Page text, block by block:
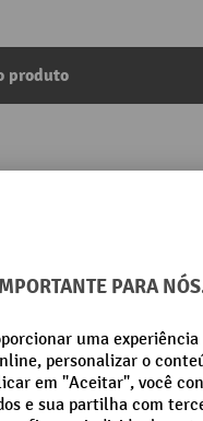
produto
kg, com caixa de
Largura
Largura
Largura